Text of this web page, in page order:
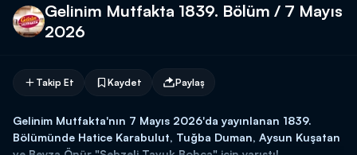
Gelinim Mutfakta 1839. Bölüm / 7 Mayıs
2026
Takip Et Kaydet Paylaş
Gelinim Mutfakta'nın 7 Mayıs 2026'da yayınlanan 1839.
Bölümünde Hatice Karabulut, Tuğba Duman, Aysun Kuşatan